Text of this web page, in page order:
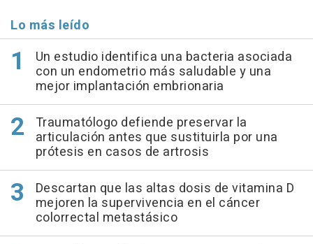
Lo más leído
Un estudio identifica una bacteria asociada
con un endometrio más saludable y una
mejor implantación embrionaria
Traumatólogo defiende preservar la
articulación antes que sustituirla por una
prótesis en casos de artrosis
Descartan que las altas dosis de vitamina D
mejoren la supervivencia en el cáncer
colorrectal metastásico